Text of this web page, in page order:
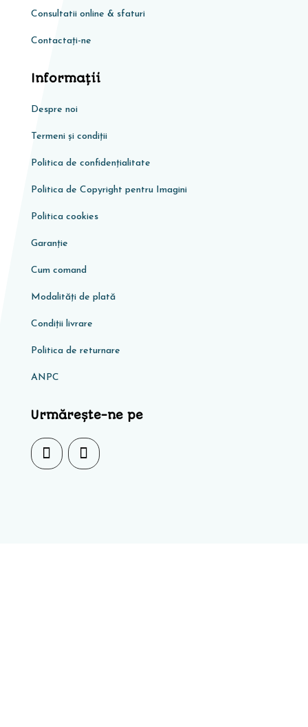
Consultatii online & sfaturi
Contactați-ne
Informaţii
Despre noi
Termeni și condiții
Politica de confidențialitate
Politica de Copyright pentru Imagini
Politica cookies
Garanţie
Cum comand
Modalități de plată
Condiţii livrare
Politica de returnare
ANPC
Urmărește-ne pe